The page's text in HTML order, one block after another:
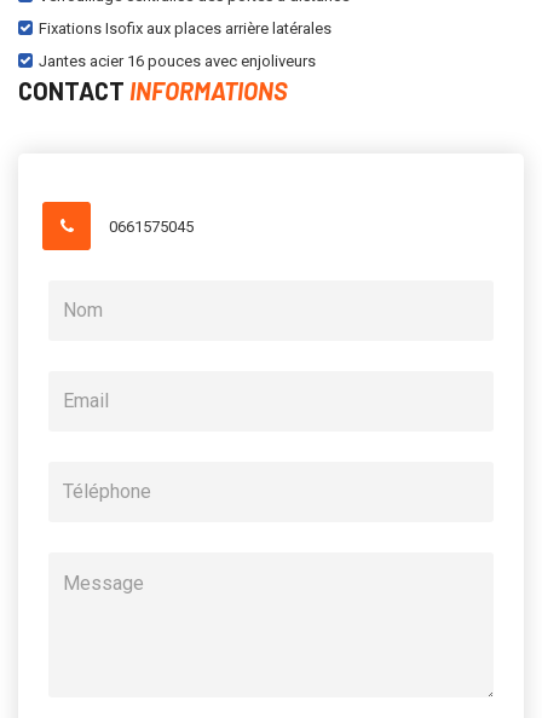
Fixations Isofix aux places arrière latérales
Jantes acier 16 pouces avec enjoliveurs
CONTACT INFORMATIONS
0661575045